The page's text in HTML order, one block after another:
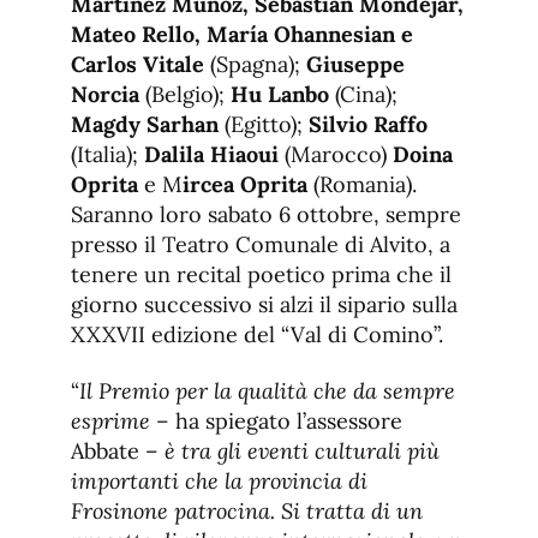
Mateo Rello, María Ohannesian e
Carlos Vitale (Spagna); Giuseppe
Norcia(Belgio); Hu Lanbo (Cina);
Magdy Sarhan(Egitto); Silvio Raffo
(Italia); Dalila Hiaoui (Marocco) Doina
Opritae Mircea Oprita(Romania).
Saranno loro sabato 6 ottobre, sempre
presso il Teatro Comunale di Alvito, a
tenere un recital poetico prima che il
giorno successivo si alzi il sipario sulla
XXXVII edizione del “Val di Comino”.
“Il Premio per la qualità che da sempre
esprime – ha spiegato l’assessore
Abbate – è tra gli eventi culturali più
importanti che la provincia di
Frosinone patrocina. Si tratta di un